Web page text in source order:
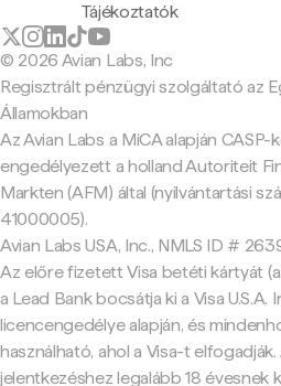
Tájékoztatók
© 2026 Avian Labs, Inc
Regisztrált pénzügyi szolgáltató az
Államokban
Az Avian Labs a MiCA alapján CASP-
engedélyezett a holland Autoriteit
Markten (AFM) által (nyilvántartási
41000005).
Avian Labs USA, Inc., NMLS ID #
Az előre fizetett Visa betéti kártyát (a
a Lead Bank bocsátja ki a Visa U.S.A.
licencengedélye alapján, és
használható, ahol a Visa-t elfogadják.
jelentkezéshez legalább 18 évesnek